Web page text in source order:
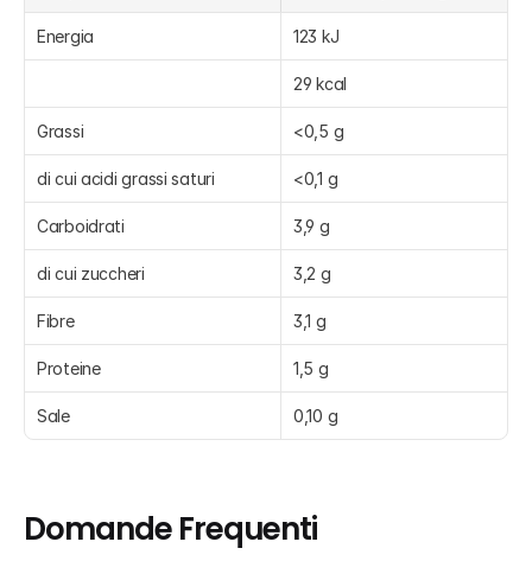
Energia 123 kJ
29 kcal
Grassi <0,5 g
di cui acidi grassi saturi <0,1 g
Carboidrati 3,9 g
di cui zuccheri 3,2 g
Fibre 3,1 g
Proteine 1,5 g
Sale 0,10 g
Domande Frequenti